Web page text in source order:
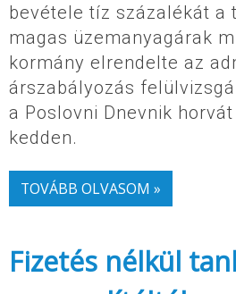
bevétele tíz százalékát a
magas üzemanyagárak
kormány elrendelte az
árszabályozás
a Poslovni Dnevnik
kedden.
TOVÁBB OLVASOM »
Fizetés nélkül